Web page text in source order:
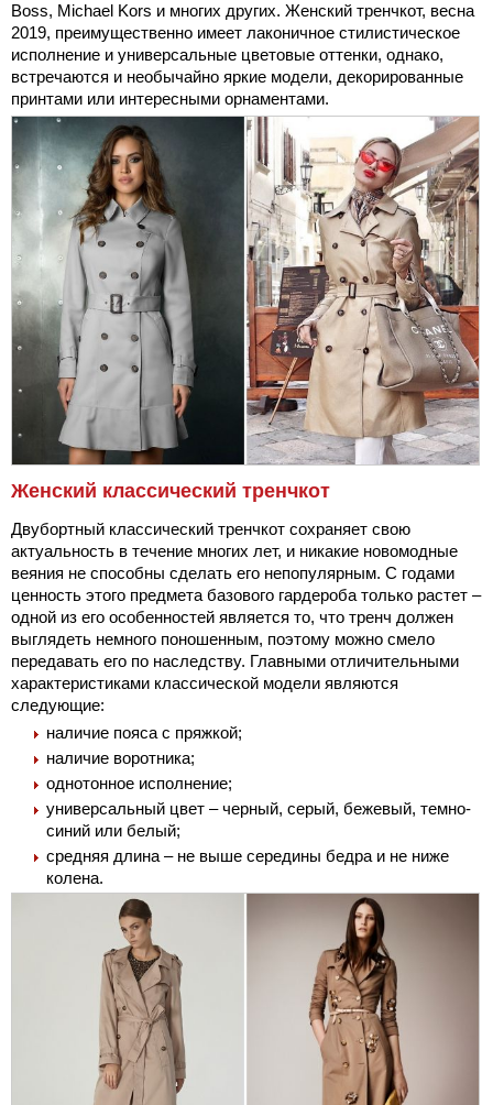
Boss, Michael Kors и многих других. Женский тренчкот, весна
2019, преимущественно имеет лаконичное стилистическое
исполнение и универсальные цветовые оттенки, однако,
встречаются и необычайно яркие модели, декорированные
принтами или интересными орнаментами.
Женский классический тренчкот
Двубортный классический тренчкот сохраняет свою
актуальность в течение многих лет, и никакие новомодные
веяния не способны сделать его непопулярным. С годами
ценность этого предмета базового гардероба только растет –
одной из его особенностей является то, что тренч должен
выглядеть немного поношенным, поэтому можно смело
передавать его по наследству. Главными отличительными
характеристиками классической модели являются
следующие:
наличие пояса с пряжкой;
наличие воротника;
однотонное исполнение;
универсальный цвет – черный, серый, бежевый, темно-
синий или белый;
средняя длина – не выше середины бедра и не ниже
колена.